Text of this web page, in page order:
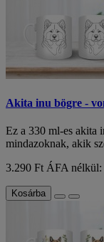
Akita inu bögre -
Ez a 330 ml-es akita
mindazoknak, akik
3.290 Ft ÁFA nélkül:
Kosárba